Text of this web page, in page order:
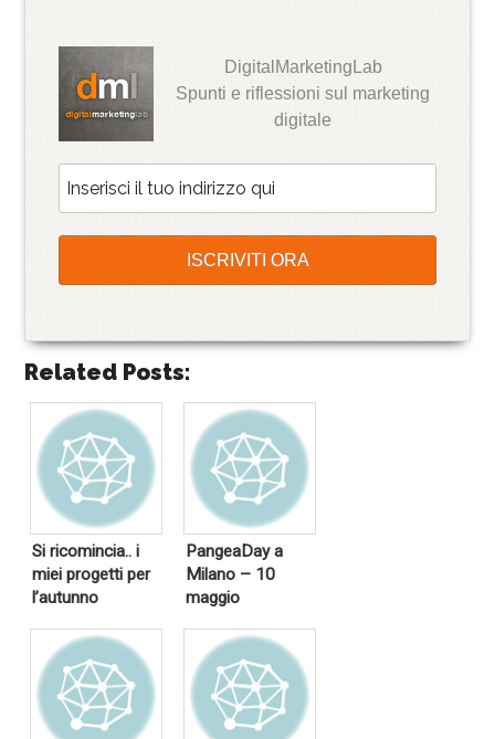
DigitalMarketingLab
Spunti e riflessioni sul marketing
digitale
Related Posts:
Si ricomincia.. i
miei progetti per
l’autunno
PangeaDay a
Milano – 10
maggio